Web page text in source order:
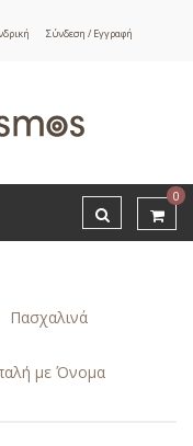
Σύνδεση / Εγγραφή
0
Πασχαλινά
με Όνομα